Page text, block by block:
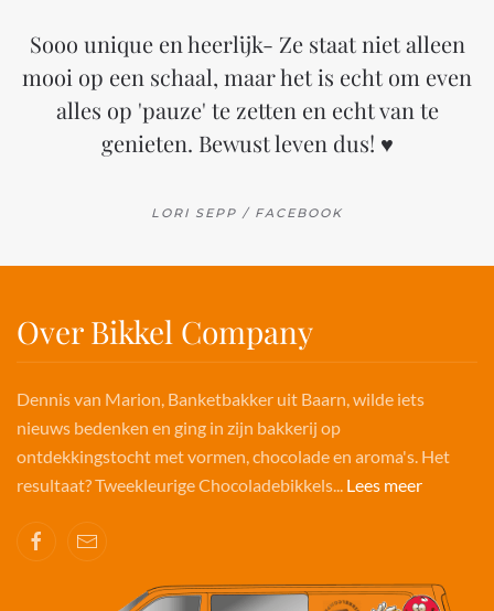
Sooo unique en heerlijk- Ze staat niet alleen
mooi op een schaal, maar het is echt om even
alles op 'pauze' te zetten en echt van te
genieten. Bewust leven dus! ♥
LORI SEPP / FACEBOOK
Over Bikkel Company
Dennis van Marion, Banketbakker uit Baarn, wilde iets
nieuws bedenken en ging in zijn bakkerij op
ontdekkingstocht met vormen, chocolade en aroma's. Het
resultaat? Tweekleurige Chocoladebikkels... Lees meer